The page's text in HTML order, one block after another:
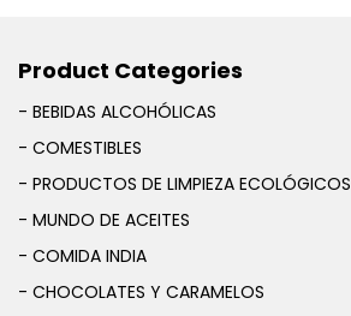
Product Categories
- BEBIDAS ALCOHÓLICAS
- COMESTIBLES
- PRODUCTOS DE LIMPIEZA ECOLÓGICOS
- MUNDO DE ACEITES
- COMIDA INDIA
- CHOCOLATES Y CARAMELOS